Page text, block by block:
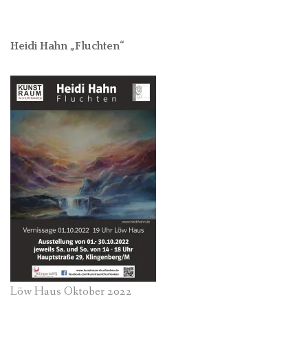
Heidi Hahn „Fluchten“
Löw Haus Oktober 2022